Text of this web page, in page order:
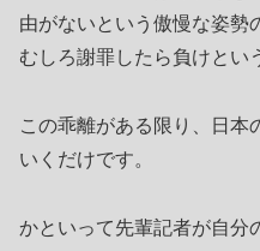
由がないという傲慢な姿勢
むしろ謝罪したら負けとい
この乖離がある限り、日本
いくだけです。
かといって先輩記者が自分